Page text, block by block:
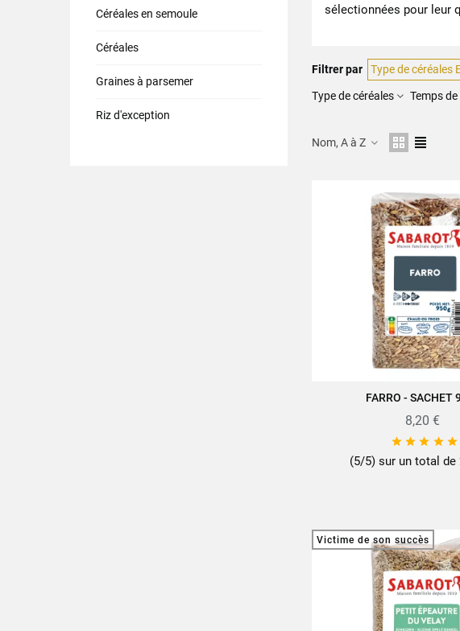
Céréales en semoule
Céréales
Graines à parsemer
Riz d'exception
sélectionnées pour leur
Filtrer par Type de céréales
Type de céréales Temps
Nom, A à Z
AJOUTER AU PANIER
FARRO - SACHET
8,20 €
    
(5/5) sur un total de
Victime de son succès